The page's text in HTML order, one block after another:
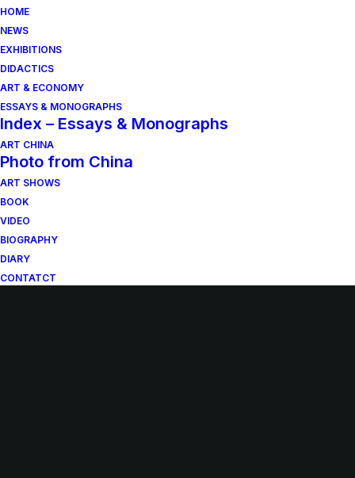
HOME
NEWS
EXHIBITIONS
DIDACTICS
ART & ECONOMY
ESSAYS & MONOGRAPHS
Index – Essays & Monographs
ART CHINA
Photo from China
ART SHOWS
BOOK
VIDEO
BIOGRAPHY
DIARY
CONTATCT